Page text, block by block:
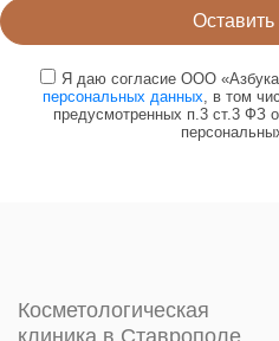
Оставить
Я даю согласие ООО
персональных данных , в том
предусмотренных п.3 ст.3 ФЗ
Косметологическая
клиника в Ставрополе